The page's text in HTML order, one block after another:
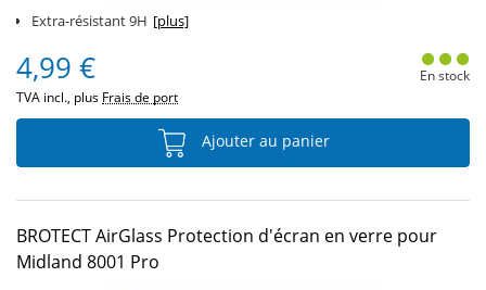
Extra-résistant 9H [plus]
4,99 €
TVA incl., plus Frais de port
En stock
Ajouter au panier
BROTECT AirGlass Protection d'écran en verre pour
Midland 8001 Pro